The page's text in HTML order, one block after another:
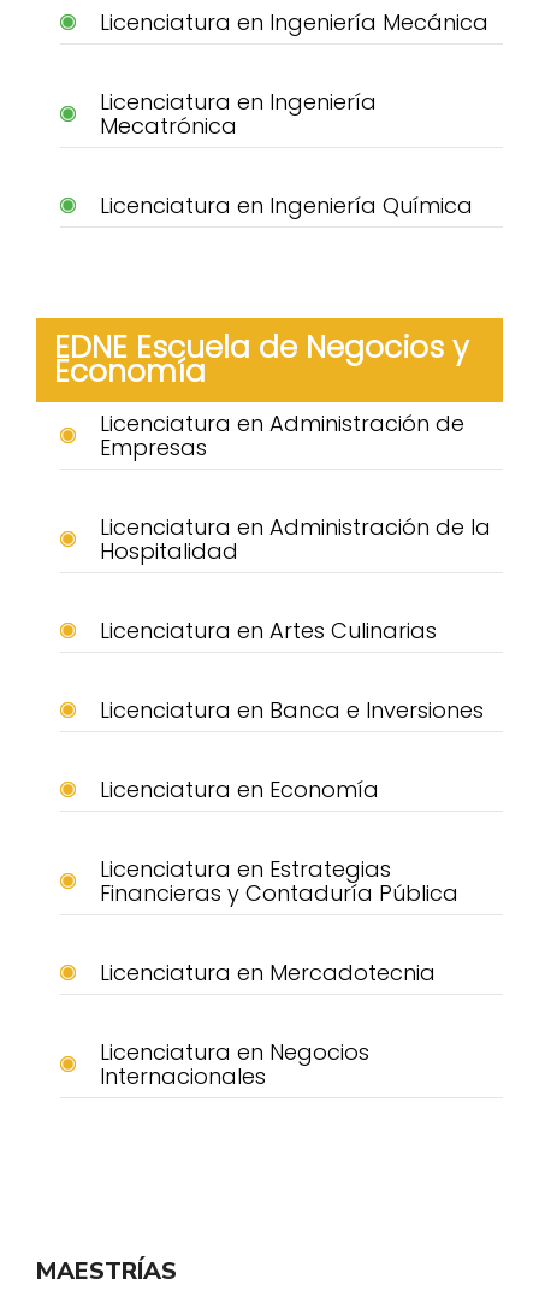
Licenciatura en Ingeniería Mecánica
Licenciatura en Ingeniería
Mecatrónica
Licenciatura en Ingeniería Química
EDNE Escuela de Negocios y
Economía
Licenciatura en Administración de
Empresas
Licenciatura en Administración de la
Hospitalidad
Licenciatura en Artes Culinarias
Licenciatura en Banca e Inversiones
Licenciatura en Economía
Licenciatura en Estrategias
Financieras y Contaduría Pública
Licenciatura en Mercadotecnia
Licenciatura en Negocios
Internacionales
MAESTRÍAS